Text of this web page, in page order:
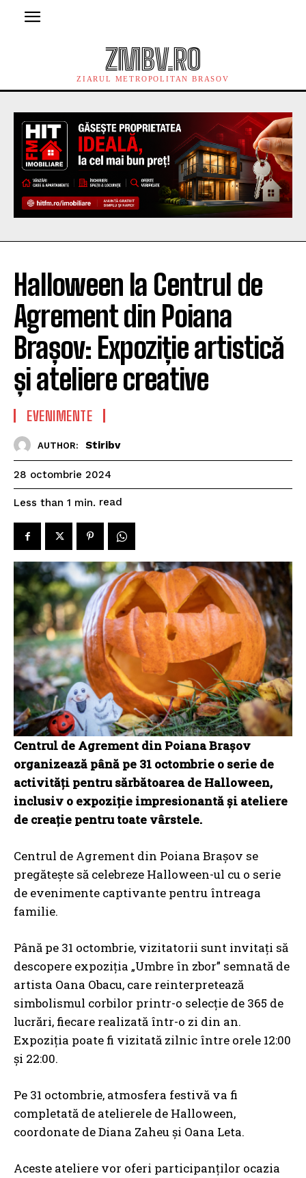
ZMBV.RO
ZIARUL METROPOLITAN BRASOV
Halloween la Centrul de
Agrement din Poiana
Brașov: Expoziție artistică
și ateliere creative
EVENIMENTE
AUTHOR: Stiribv
28 octombrie 2024
Less than 1 min. read
Centrul de Agrement din Poiana Brașov
organizează până pe 31 octombrie o serie de
activități pentru sărbătoarea de Halloween,
inclusiv o expoziție impresionantă și ateliere
de creație pentru toate vârstele.
Centrul de Agrement din Poiana Brașov se
pregătește să celebreze Halloween-ul cu o serie
de evenimente captivante pentru întreaga
familie.
Până pe 31 octombrie, vizitatorii sunt invitați să
descopere expoziția „Umbre în zbor” semnată de
artista Oana Obacu, care reinterpretează
simbolismul corbilor printr-o selecție de 365 de
lucrări, fiecare realizată într-o zi din an.
Expoziția poate fi vizitată zilnic între orele 12:00
și 22:00.
Pe 31 octombrie, atmosfera festivă va fi
completată de atelierele de Halloween,
coordonate de Diana Zaheu și Oana Leta.
Aceste ateliere vor oferi participanților ocazia